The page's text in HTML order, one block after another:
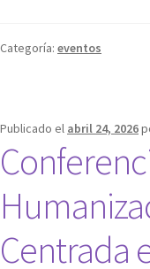
Categoría: eventos
Publicado el abril 24, 2026
Centrada